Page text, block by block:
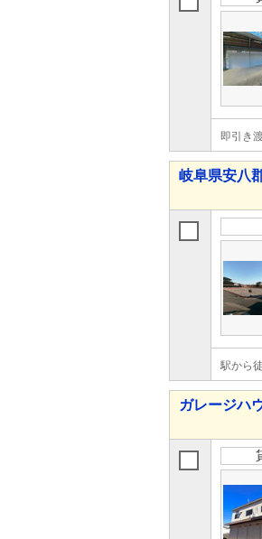
即引き
岐阜県安八
駅から
ガレージハ